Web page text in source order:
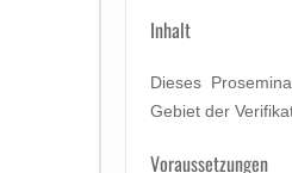
Inhalt
Dieses
Gebiet der
Voraussetzungen